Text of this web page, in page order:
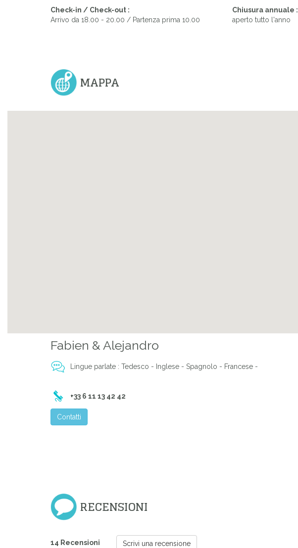
Check-in / Check-out :
Arrivo da 18.00 - 20.00 / Partenza prima 10.00
Chiusura annuale :
aperto tutto l'anno
MAPPA
Fabien & Alejandro
Lingue parlate : Tedesco - Inglese - Spagnolo - Francese -
+33 6 11 13 42 42
Contatti
RECENSIONI
14 Recensioni Scrivi una recensione